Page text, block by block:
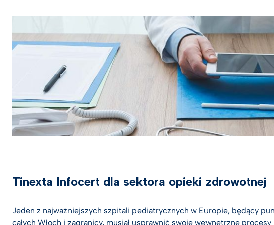
Telco
Nauki o życiu
Opieka zdrowotna
Rozwiązania Digital Trust dla
logistyki
Zobacz wszystkie branże
Tinexta Infocert dla sektora opieki zdrowotnej
Jeden z najważniejszych szpitali pediatrycznych w Europie, będący
całych Włoch i zagranicy, musiał usprawnić swoje wewnętrzne